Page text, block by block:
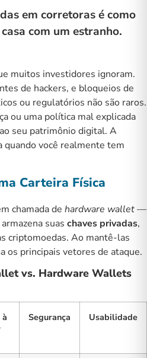
em corretoras é como
com um estranho.
muitos investidores ignoram.
de hackers, e bloqueios de
ou regulatórios não são raros.
ou uma política mal explicada
seu patrimônio digital. A
quando você realmente tem
Carteira Física
chamada de hardware wallet—
suas chaves privadas,
criptomoedas. Ao mantê-las
os principais vetores de ataque.
vs. Hardware Wallets
Segurança Usabilidade